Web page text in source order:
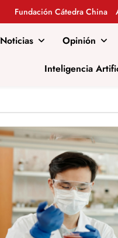
Fundación Cátedra China
Noticias Opinión
Inteligencia